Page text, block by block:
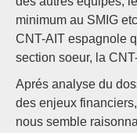
minimum au SMIG
CNT-AIT espagnole
section soeur, la
Aprés analyse du
des enjeux
nous semble